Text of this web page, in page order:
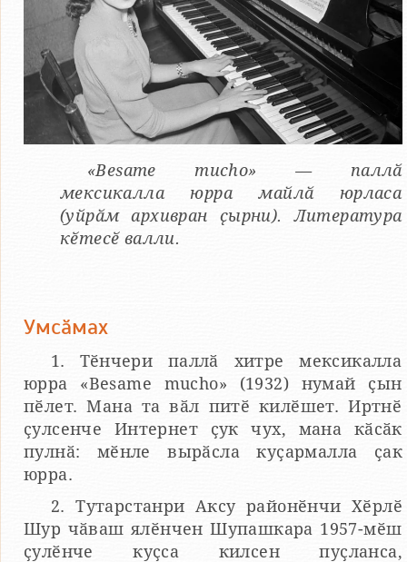
«Besame mucho» — паллӑ
мексикалла юрра майлӑ юрласа
(уйрӑм архивран ҫырни). Литература
кӗтесӗ валли.
Умсӑмах
1. Тӗнчери паллӑ хитре мексикалла
юрра «Besame mucho» (1932) нумай ҫын
пӗлет. Мана та вӑл питӗ килӗшет. Иртнӗ
ҫулсенче Интернет ҫук чух, мана кӑсӑк
пулнӑ: мӗнле вырӑсла куҫармалла ҫак
юрра.
2. Тутарстанри Аксу районӗнчи Хӗрлӗ
Шур чӑваш ялӗнчен Шупашкара 1957-мӗш
ҫулӗнче куҫса килсен пуҫланса,